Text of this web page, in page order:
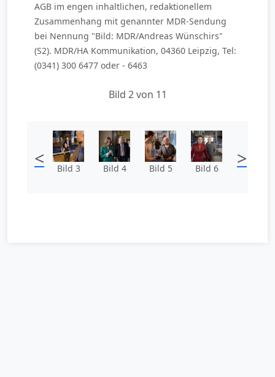
AGB im engen inhaltlichen, redaktionellem
Zusammenhang mit genannter MDR-Sendung
bei Nennung "Bild: MDR/Andreas Wünschirs"
(S2). MDR/HA Kommunikation, 04360 Leipzig, Tel:
(0341) 300 6477 oder - 6463
Bild 2 von 11
< Bild 3 Bild 4 Bild 5 Bild 6 >